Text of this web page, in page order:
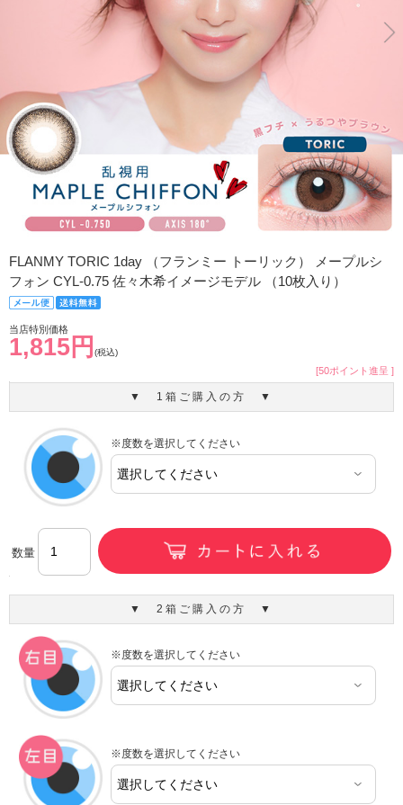
FLANMY TORIC 1day （フランミー トーリック） メープルシ
フォン CYL-0.75 佐々木希イメージモデル （10枚入り）
当店特別価格
1,815円 (税込)
[50ポイント進呈 ]
▼ 1箱ご購入の方 ▼
※度数を選択してください
数量
▼ 2箱ご購入の方 ▼
※度数を選択してください
※度数を選択してください